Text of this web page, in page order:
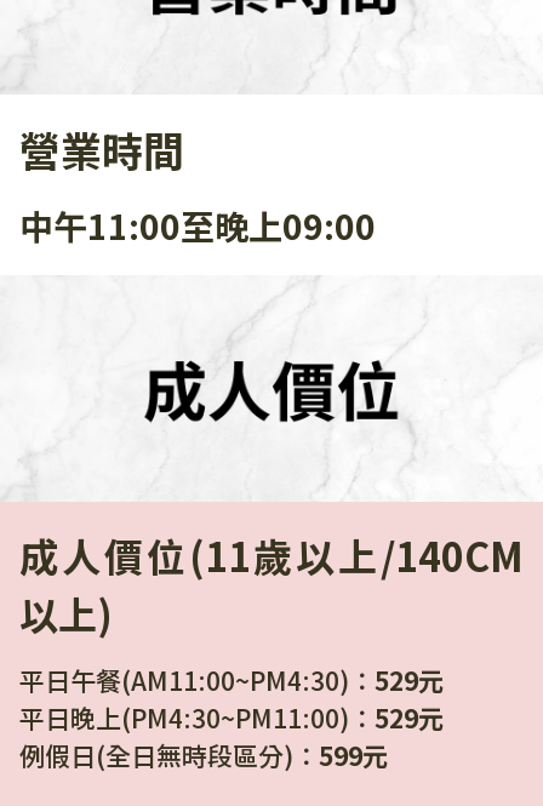
營業時間
中午11:00至晚上09:00
成人價位(11歲以上/140CM
以上)
平日午餐(AM11:00~PM4:30)： 529元
平日晚上(PM4:30~PM11:00)： 529元
例假日(全日無時段區分)： 599元